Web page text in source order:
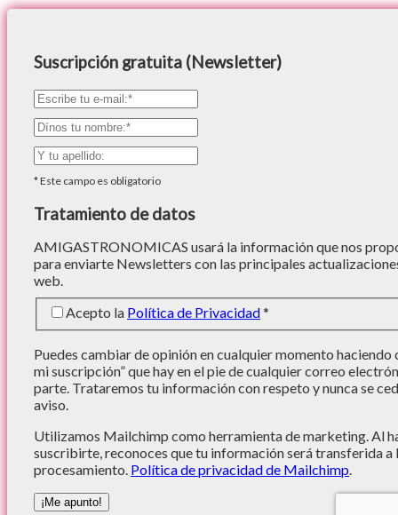
Suscripción gratuita (Newsletter)
*Este campo es obligatorio
Tratamiento de datos
AMIGASTRONOMICAS usará la información que nos
para enviarte Newsletters con las principales
web.
Acepto la Política de Privacidad*
Puedes cambiar de opinión en cualquier momento haciendo
mi suscripción” que hay en el pie de cualquier correo
parte. Trataremos tu información con respeto y nunca se
aviso.
Utilizamos Mailchimp como herramienta de marketing. Al
suscribirte, reconoces que tu información será transferida
procesamiento. Política de privacidad de Mailchimp.